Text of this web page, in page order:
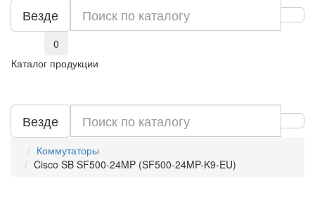
Везде
0
Каталог продукции
Везде
Коммутаторы
Cisco SB SF500-24MP (SF500-24MP-K9-EU)